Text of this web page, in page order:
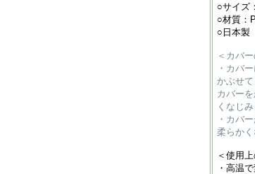
○サイズ
○材質：
○日本製
＜カバ
・カバ
かぶせ
カバー
くなじみ
・カバ
柔らかく
＜使用
・高温